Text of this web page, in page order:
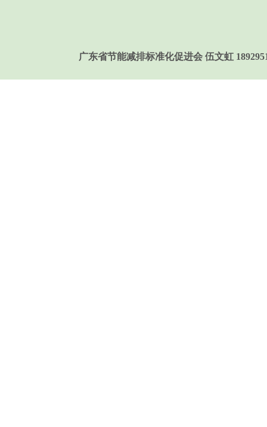
广东省节能减排标准化促进会 伍文虹